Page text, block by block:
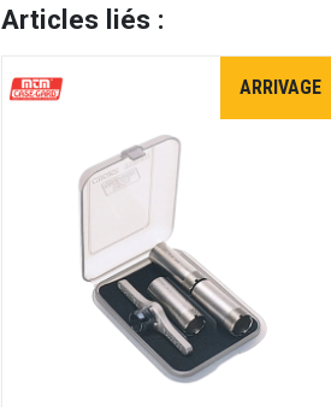
Articles liés :
ARRIVAGE